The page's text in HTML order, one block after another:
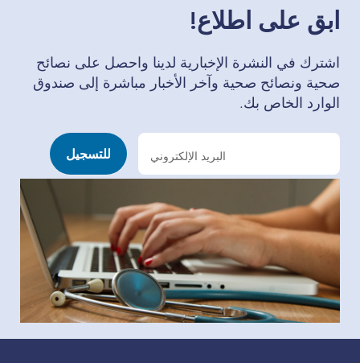
ابق على اطلاع!
اشترك في النشرة الإخبارية لدينا واحصل على نصائح
صحية ونصائح صحية وآخر الأخبار مباشرة إلى صندوق
الوارد الخاص بك.
س
ا
ل
خ
ب
للتسجيل